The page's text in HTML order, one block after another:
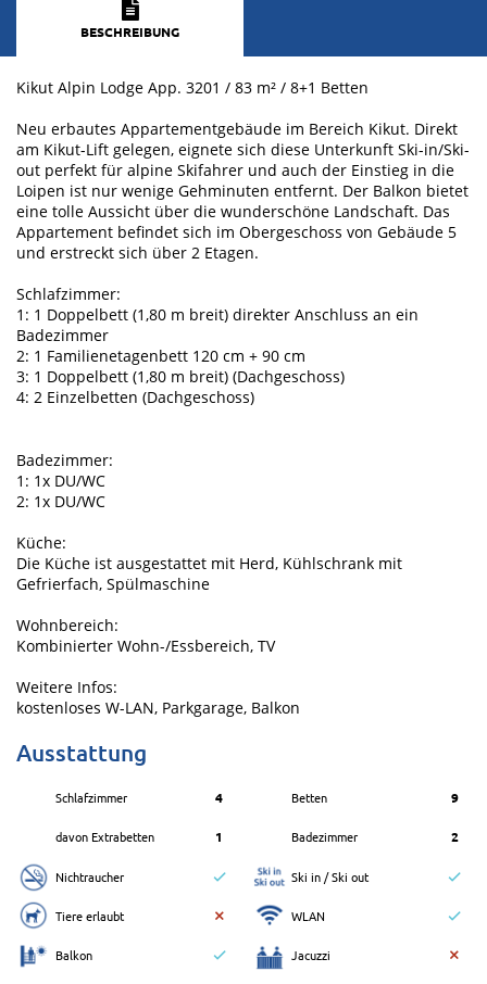
BESCHREIBUNG
Kikut Alpin Lodge App. 3201 / 83 m² / 8+1 Betten
Neu erbautes Appartementgebäude im Bereich Kikut. Direkt
am Kikut-Lift gelegen, eignete sich diese Unterkunft Ski-in/Ski-
out perfekt für alpine Skifahrer und auch der Einstieg in die
Loipen ist nur wenige Gehminuten entfernt. Der Balkon bietet
eine tolle Aussicht über die wunderschöne Landschaft. Das
Appartement befindet sich im Obergeschoss von Gebäude 5
und erstreckt sich über 2 Etagen.
Schlafzimmer:
1: 1 Doppelbett (1,80 m breit) direkter Anschluss an ein
Badezimmer
2: 1 Familienetagenbett 120 cm + 90 cm
3: 1 Doppelbett (1,80 m breit) (Dachgeschoss)
4: 2 Einzelbetten (Dachgeschoss)
Badezimmer:
1: 1x DU/WC
2: 1x DU/WC
Küche:
Die Küche ist ausgestattet mit Herd, Kühlschrank mit
Gefrierfach, Spülmaschine
Wohnbereich:
Kombinierter Wohn-/Essbereich, TV
Weitere Infos:
kostenloses W-LAN, Parkgarage, Balkon
Ausstattung
Schlafzimmer 4 Betten 9
davon Extrabetten 1 Badezimmer 2
Nichtraucher Ski in / Ski out
Tiere erlaubt WLAN
Balkon Jacuzzi